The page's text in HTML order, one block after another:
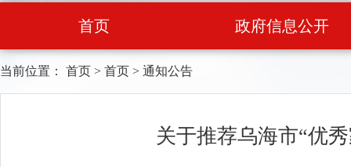
首页 政府信息公开
当前位置： 首页 > 首页 > 通知公告
关于推荐乌海市“优